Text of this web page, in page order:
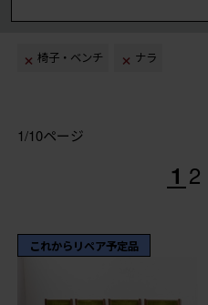
椅子・ベンチ ナラ
1/10ページ
1 2
これからリペア予定品